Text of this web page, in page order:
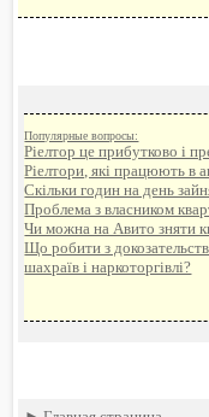
Популярные вопросы:
Ріелтор це прибутково і
Ріелтори, які працюють в
Скільки годин на день
Проблема з власником
Чи можна на Авито зняти
Що робити з
шахраїв і наркоторгівлі?